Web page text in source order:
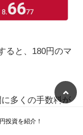
ると、180円のマ
多くの手数料が
投資を紹介！